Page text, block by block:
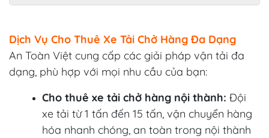
Dịch Vụ Cho Thuê Xe Tải Chở Hàng Đa Dạng
An Toàn Việt cung cấp các giải pháp vận tải đa
dạng, phù hợp với mọi nhu cầu của bạn:
Cho thuê xe tải chở hàng nội thành: Đội
xe tải từ 1 tấn đến 15 tấn, vận chuyển hàng
hóa nhanh chóng, an toàn trong nội thành